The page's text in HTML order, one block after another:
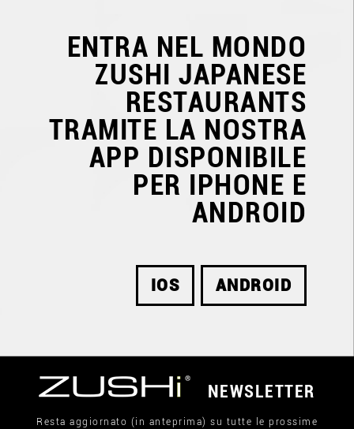
ENTRA NEL MONDO
ZUSHI JAPANESE
RESTAURANTS
TRAMITE LA NOSTRA
APP DISPONIBILE
PER IPHONE E
ANDROID
IOS ANDROID
NEWSLETTER
Resta aggiornato (in anteprima) su tutte le prossime